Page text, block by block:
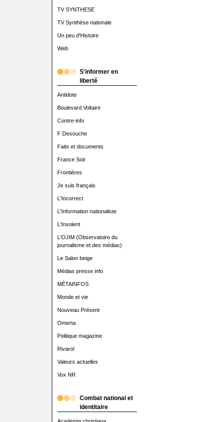
TV SYNTHESE
TV Synthèse nationale
Un peu d'Histoire
Web
S'informer en
liberté
Antidote
Boulevard Voltaire
Contre-info
F Desouche
Faits et documents
France Soir
Frontières
Je suis français
L'Incorrect
L'Information nationaliste
L'Insolent
L'OJIM (Observatoire du
journalisme et des médias)
Le Salon beige
Médias presse info
MÉTAINFOS
Monde et vie
Nouveau Présent
Omerta
Politique magazine
Rivarol
Valeurs actuelles
Vox NR
Combat national et
identitaire